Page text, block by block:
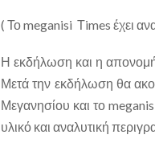
( Το meganisi Τimes έχει
Η εκδήλωση και η απονομή
Μετά την εκδήλωση θα
Μεγανησίου και το
υλικό και αναλυτική